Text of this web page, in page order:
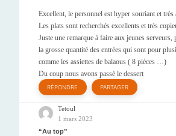
Excellent, le personnel est hyper souriant et très
Les plats sont recherchés excellents et très
Juste une remarque à faire aux jeunes serveurs,
la grosse quantité des entrées qui sont pour
comme les assiettes de balaous ( 8 pièces …)
Du coup nous avons passé le dessert
RÉPONDRE PARTAGER
Tetoul
1 mars 2023
Au top